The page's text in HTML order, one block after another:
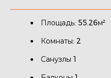
Площадь: 55.26м²
Комнаты: 2
Санузлы 1